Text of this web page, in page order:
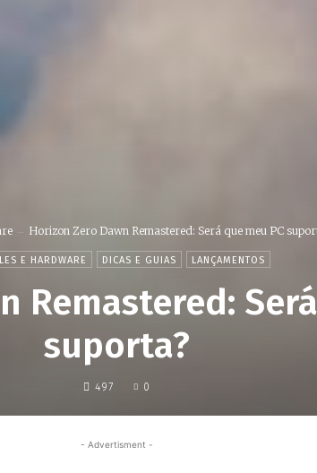
Horizon Zero Dawn Remastered: Será que meu PC
E HARDWARE DICAS E GUIAS LANÇAMENTOS
Remastered:
suporta?
497 0
- Advertisment -